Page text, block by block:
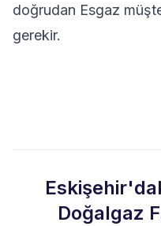
doğrudan Esgaz
gerekir.
Doğalgaz